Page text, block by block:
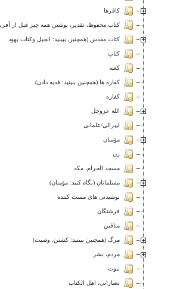
كافرها
کتاب محفوظ، تقدیر، نوشتن همه چیز قبل از آفريدن
كتاب مقدس (همچنین ببينيد: انجيل وكتاب يهود
كتاب
كعبه
کفاره ها (همچنین ببينيد: فديه دادن)
كفاره
الله عزوجل
ليبرالى/علمانى
مؤمنان
زن
مسجد الحرام، مكه
مسلمانان (نگاه كنيد: مؤمنان)
نوشیدنی های مست کننده
فرشتگان
مناقين
مرگ (همچنین ببينيد: كشتن، وصيت)
مردم، بشر
نبوت
نصارانى، اهل الكتاب